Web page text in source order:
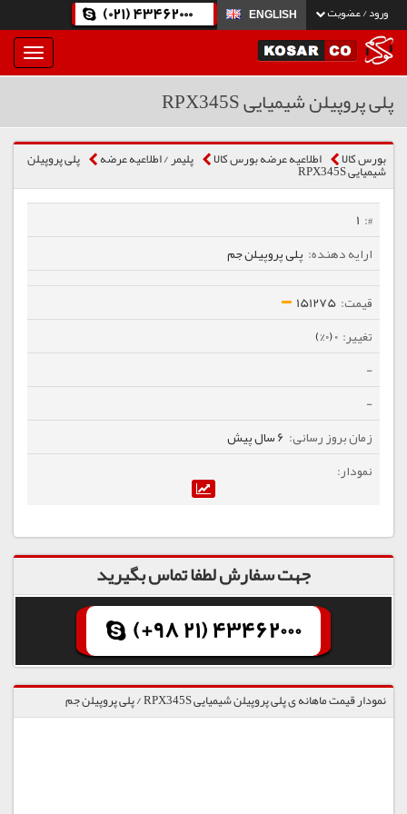
ورود / عضویت ENGLISH
(021) 43462000
بار
و
پلی پروپیلن شیمیایی RPX345S
بورس کالا اطلاعیه عرضه بورس کالا پلیمر / اطلاعیه عرضه پلی پروپیلن
شیمیایی RPX345S
1
پلی پروپیلن جم
151275
0 (0%)
-
-
6 سال پیش
جهت سفارش لطفا تماس بگیرید
(+98 21) 43462000
نمودار قیمت ماهانه ی پلی پروپیلن شیمیایی RPX345S / پلی پروپیلن جم